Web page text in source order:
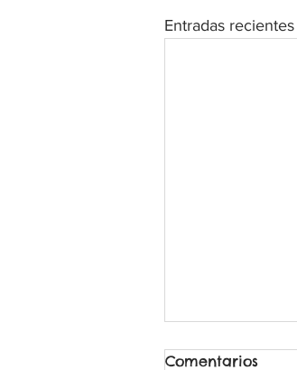
Entradas recientes
Comentarios